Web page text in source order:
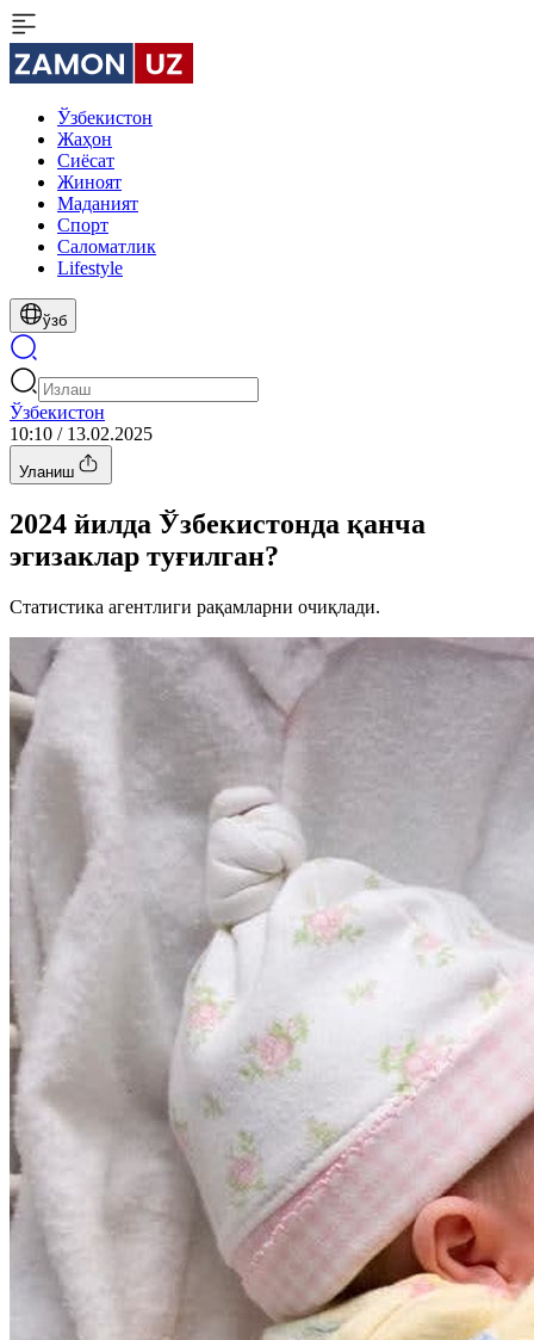
Ўзбекистон
Жаҳон
Сиёсат
Жиноят
Маданият
Спорт
Cаломатлик
Lifestyle
ўзб
Ўзбекистон
10:10 / 13.02.2025
Уланиш
2024 йилда Ўзбекистонда қанча
эгизаклар туғилган?
Статистика агентлиги рақамларни очиқлади.